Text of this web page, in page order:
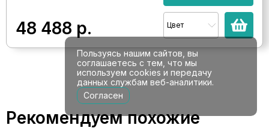
48 488 р. Цвет
Рекомендуем похожие
Пользуясь нашим сайтов, вы
соглашаетесь с тем, что мы
используем cookies и передачу
данных службам веб-аналитики.
Согласен